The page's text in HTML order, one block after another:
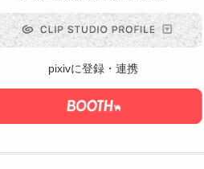
pixivに登録・連携